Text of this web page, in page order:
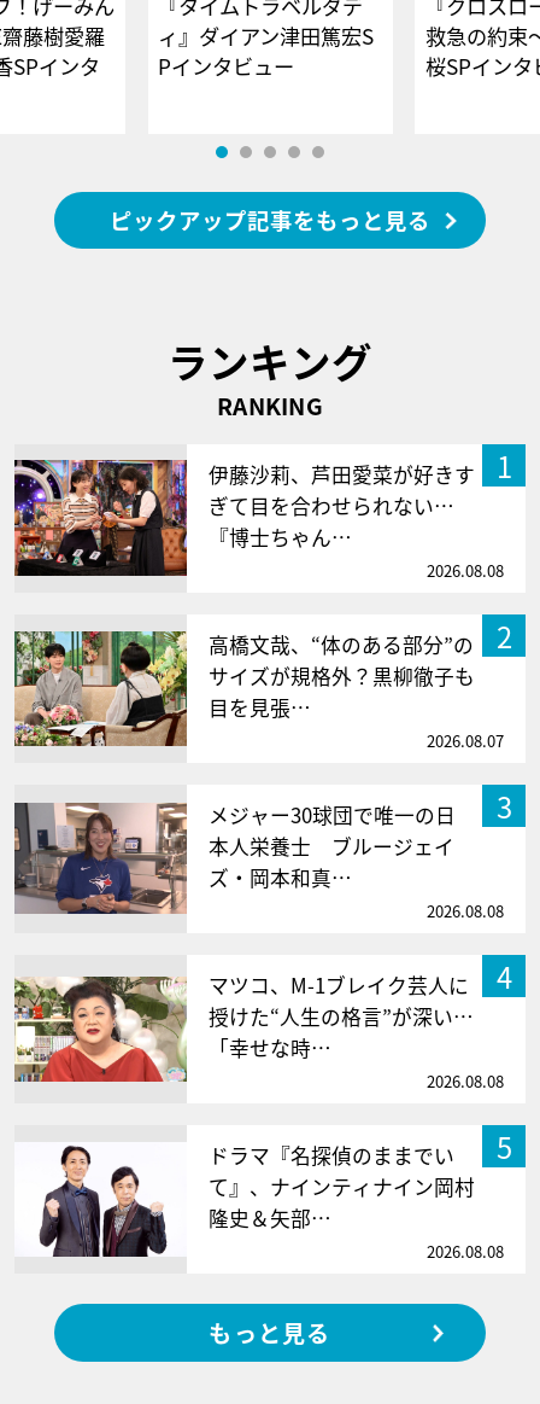
藤樹愛羅
SPインタ
ィ』ダイアン津田篤宏S
Pインタビュー
救急の約束
桜SPイ
ピックアップ記事をもっと見る
ランキング
RANKING
1
伊藤沙莉、芦田愛菜が好きす
ぎて目を合わせられない…
『博士ちゃん…
2026.08.08
2
高橋文哉、“体のある部分”の
サイズが規格外？黒柳徹子も
目を見張…
2026.08.07
3
メジャー30球団で唯一の日
本人栄養士 ブルージェイ
ズ・岡本和真…
2026.08.08
4
マツコ、M-1ブレイク芸人に
授けた“人生の格言”が深い…
「幸せな時…
2026.08.08
5
ドラマ『名探偵のままでい
て』、ナインティナイン岡村
隆史＆矢部…
2026.08.08
もっと見る